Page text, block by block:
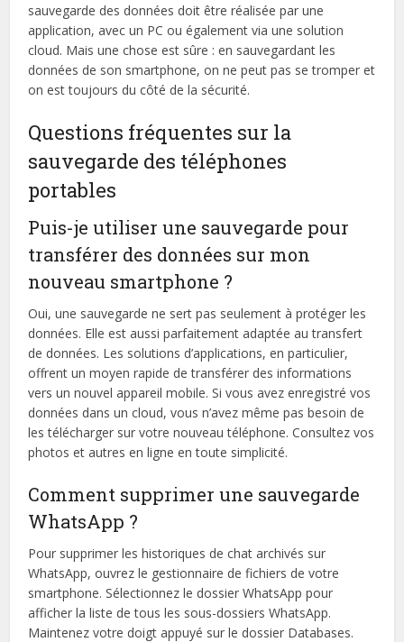
sauvegarde des données doit être réalisée par une
application, avec un PC ou également via une solution
cloud. Mais une chose est sûre : en sauvegardant les
données de son smartphone, on ne peut pas se tromper et
on est toujours du côté de la sécurité.
Questions fréquentes sur la
sauvegarde des téléphones
portables
Puis-je utiliser une sauvegarde pour
transférer des données sur mon
nouveau smartphone ?
Oui, une sauvegarde ne sert pas seulement à protéger les
données. Elle est aussi parfaitement adaptée au transfert
de données. Les solutions d’applications, en particulier,
offrent un moyen rapide de transférer des informations
vers un nouvel appareil mobile. Si vous avez enregistré vos
données dans un cloud, vous n’avez même pas besoin de
les télécharger sur votre nouveau téléphone. Consultez vos
photos et autres en ligne en toute simplicité.
Comment supprimer une sauvegarde
WhatsApp ?
Pour supprimer les historiques de chat archivés sur
WhatsApp, ouvrez le gestionnaire de fichiers de votre
smartphone. Sélectionnez le dossier WhatsApp pour
afficher la liste de tous les sous-dossiers WhatsApp.
Maintenez votre doigt appuyé sur le dossier Databases.